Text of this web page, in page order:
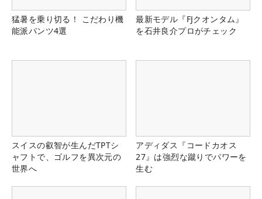
猛暑を乗り切る！ こだわり機
能派パンツ4選
最新モデル『FJクオンタム』
を石井良介プロがチェック
スイスの叡智が生んだTPTシ
ャフトで、ゴルフを異次元の
世界へ
アディダス『コードカオス
27』は強烈な蹴りでパワーを
生む